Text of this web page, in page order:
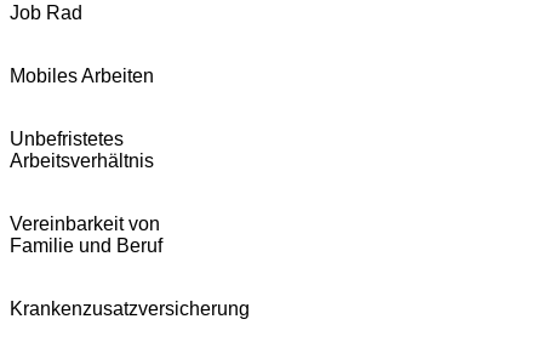
Job Rad
Mobiles Arbeiten
Unbefristetes
Arbeitsverhältnis
Vereinbarkeit von
Familie und Beruf
Krankenzusatz­versicherung